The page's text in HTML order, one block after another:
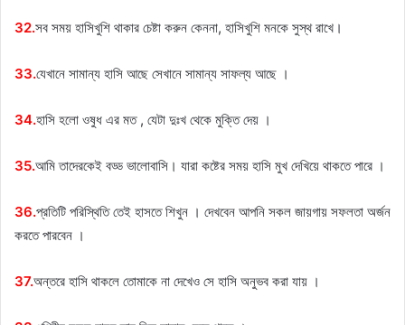
32.সব সময় হাসিখুশি থাকার চেষ্টা করুন কেননা, হাসিখুশি মনকে সুস্থ রাখে।
33.যেখানে সামান্য হাসি আছে সেখানে সামান্য সাফল্য আছে ।
34.হাসি হলো ওষুধ এর মত , যেটা দুঃখ থেকে মুক্তি দেয় ।
35.আমি তাদেরকেই বড্ড ভালোবাসি। যারা কষ্টের সময় হাসি মুখ দেখিয়ে থাকতে পারে ।
36.প্রতিটি পরিস্থিতি তেই হাসতে শিখুন । দেখবেন আপনি সকল জায়গায় সফলতা অর্জন
করতে পারবেন ।
37.অন্তরে হাসি থাকলে তোমাকে না দেখেও সে হাসি অনুভব করা যায় ।